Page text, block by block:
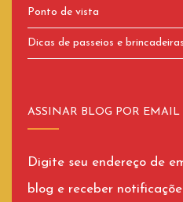
Ponto de vista
Dicas de passeios e brincadeiras
ASSINAR BLOG POR EMAIL
Digite seu endereço de
blog e receber